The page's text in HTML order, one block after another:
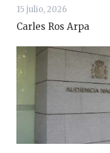
15 julio, 2026
Carles Ros Arpa